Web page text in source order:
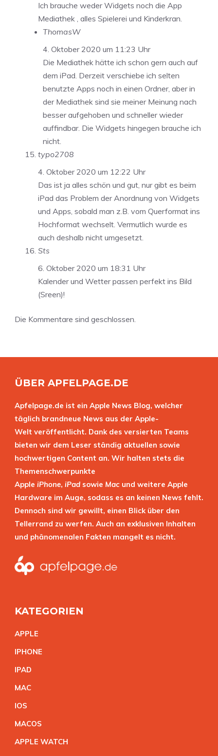
Ich brauche weder Widgets noch die App
Mediathek , alles Spielerei und Kinderkran.
ThomasW
4. Oktober 2020 um 11:23 Uhr
Die Mediathek hätte ich schon gern auch auf
dem iPad. Derzeit verschiebe ich selten
benutzte Apps noch in einen Ordner, aber in
der Mediathek sind sie meiner Meinung nach
besser aufgehoben und schneller wieder
auffindbar. Die Widgets hingegen brauche ich
nicht.
typo2708
4. Oktober 2020 um 12:22 Uhr
Das ist ja alles schön und gut, nur gibt es beim
iPad das Problem der Anordnung von Widgets
und Apps, sobald man z.B. vom Querformat ins
Hochformat wechselt. Vermutlich wurde es
auch deshalb nicht umgesetzt.
Sts
6. Oktober 2020 um 18:31 Uhr
Kalender und Wetter passen perfekt ins Bild
(Sreen)!
Die Kommentare sind geschlossen.
ÜBER APFELPAGE.DE
Apfelpage.de ist ein Apple News Blog, welcher
täglich brandneue News aus der Apple-
Welt veröffentlicht. Dank des versierten Teams
bieten wir dem Leser ständig aktuellen sowie
hochwertigen Content an. Wir halten stets die
Themenschwerpunkte
Apple iPhone, iPad sowie Mac und weitere Apple
Hardware im Auge, sodass es an keinen News fehlt.
Dennoch sind wir gewillt, einen Blick über den
Tellerrand zu werfen. Auch an exklusiven Inhalten
und phänomenalen Fakten mangelt es nicht.
KATEGORIEN
APPLE
IPHONE
IPAD
MAC
IOS
MACOS
APPLE WATCH